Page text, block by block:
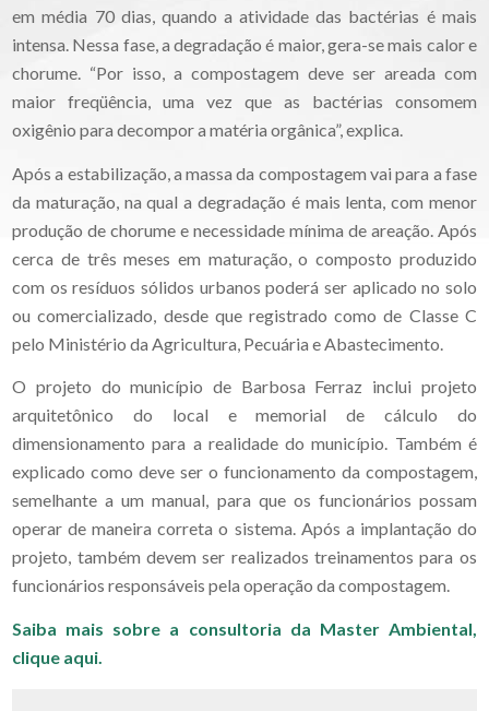
em média 70 dias, quando a atividade das bactérias é mais
intensa. Nessa fase, a degradação é maior, gera-se mais calor e
chorume. “Por isso, a compostagem deve ser areada com
maior freqüência, uma vez que as bactérias consomem
oxigênio para decompor a matéria orgânica”, explica.
Após a estabilização, a massa da compostagem vai para a fase
da maturação, na qual a degradação é mais lenta, com menor
produção de chorume e necessidade mínima de areação. Após
cerca de três meses em maturação, o composto produzido
com os resíduos sólidos urbanos poderá ser aplicado no solo
ou comercializado, desde que registrado como de Classe C
pelo Ministério da Agricultura, Pecuária e Abastecimento.
O projeto do município de Barbosa Ferraz inclui projeto
arquitetônico do local e memorial de cálculo do
dimensionamento para a realidade do município. Também é
explicado como deve ser o funcionamento da compostagem,
semelhante a um manual, para que os funcionários possam
operar de maneira correta o sistema. Após a implantação do
projeto, também devem ser realizados treinamentos para os
funcionários responsáveis pela operação da compostagem.
Saiba mais sobre a consultoria da Master Ambiental,
clique aqui.